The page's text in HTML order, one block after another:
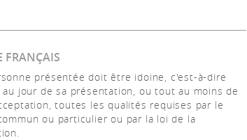
FRANÇAIS
présentée doit être idoine, c'est-à-dire
au jour de sa présentation, ou tout au moins de
toutes les qualités requises par le
ou particulier ou par la loi de la